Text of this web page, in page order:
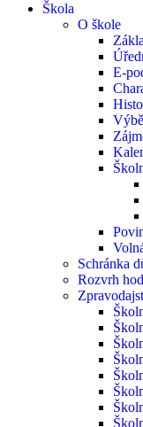
Škola
O škole
E-
Schránka
Rozvrh